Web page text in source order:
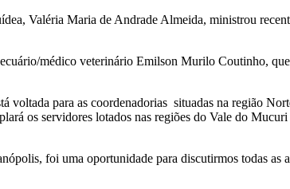
Valéria Maria de Andrade Almeida, ministrou
médico veterinário Emilson Murilo Coutinho,
voltada para as coordenadorias situadas na região
os servidores lotados nas regiões do Vale do
foi uma oportunidade para discutirmos todas